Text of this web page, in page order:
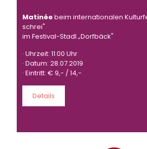
Matinéebeim internationalen
schrei"
im Festival-Stadl „Dorfbäck"
· Uhrzeit: 11:00 Uhr
· Datum: 28.07.2019
· Eintritt: € 9,- / 14,-
Details